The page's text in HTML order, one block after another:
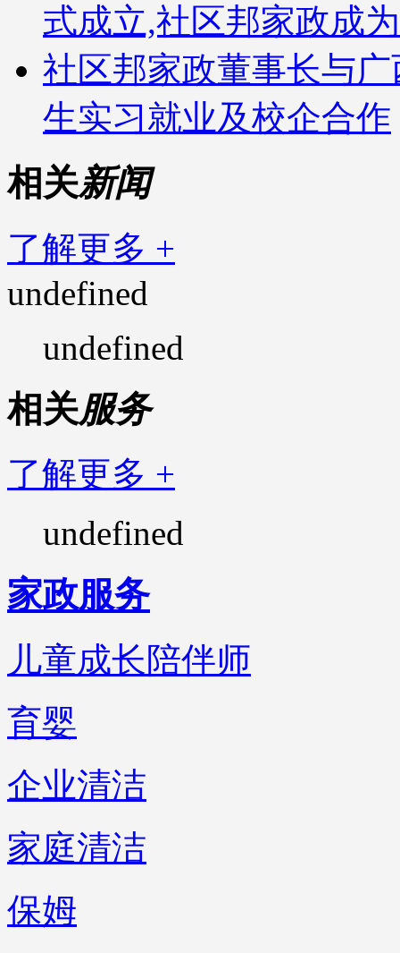
式成立,社区邦家政成
社区邦家政董事长与
生实习就业及校企合作
相关新闻
了解更多 +
undefined
undefined
相关服务
了解更多 +
undefined
家政服务
儿童成长陪伴师
育婴
企业清洁
家庭清洁
保姆